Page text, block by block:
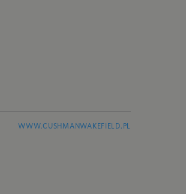
WWW.CUSHMANWAKEFIELD.PL